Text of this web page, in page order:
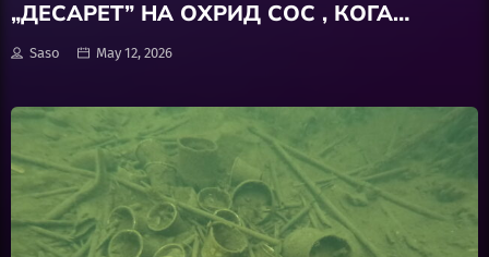
Колумни
Култура
Лајфстајл
„ДЕСАРЕТ” НА ОХРИД СОС , КОГА
ПАРКИНГОТ ЧИНИ ПОВЕЌЕ ОД
ВИСТИНАТА
Saso May 12, 2026